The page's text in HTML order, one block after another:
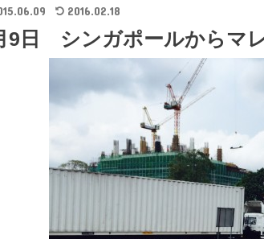
2016.02.18
9日 シンガポールからマ